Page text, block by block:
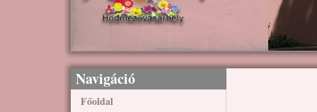
Navigáció
Főoldal